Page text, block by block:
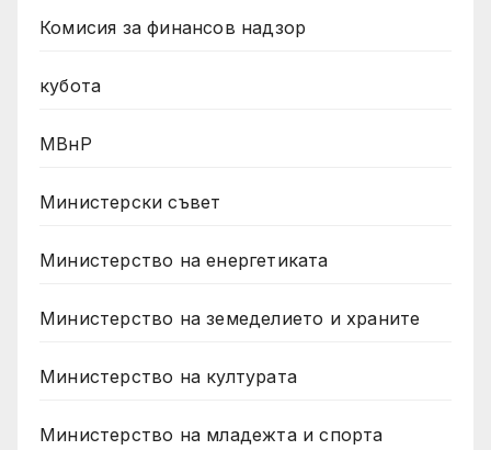
Комисия за финансов надзор
кубота
МВнР
Министерски съвет
Министерство на енергетиката
Министерство на земеделието и храните
Министерство на културата
Министерство на младежта и спорта